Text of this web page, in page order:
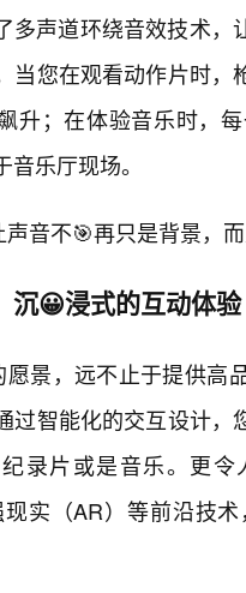
多声道环绕音效技术
当您在观看动作片时
升；在体验音乐时，
乐厅现场。
音不🎯再只是背景，
沉😀浸式的互动体验
愿景，远不止于提供高
过智能化的交互设计
录片或是音乐。更
现实（AR）等前沿技